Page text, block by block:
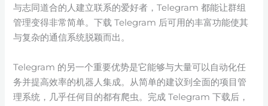
与志同道合的人建立联系的爱好者，Telegram 都能让群组
管理变得非常简单。下载 Telegram 后可用的丰富功能使其
与复杂的通信系统脱颖而出。
Telegram 的另一个重要优势是它能够与大量可以自动化任
务并提高效率的机器人集成。从简单的建议到全面的项目管
理系统，几乎任何目的都有爬虫。完成 Telegram 下载后，